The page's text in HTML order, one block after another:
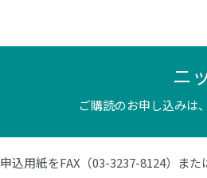
ニ
ご購読のお申し込みは
申込用紙をFAX（03-3237-8124）ま